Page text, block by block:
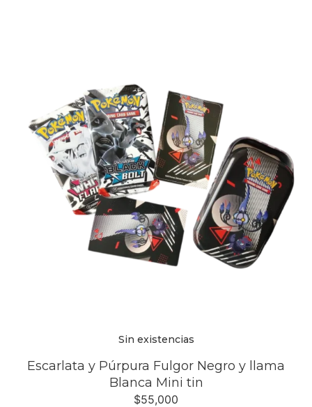
Sin existencias
Escarlata y Púrpura Fulgor Negro y llama
Blanca Mini tin
$55,000